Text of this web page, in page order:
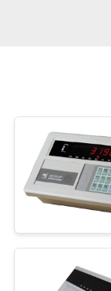
साइटमैप
PRIVACY